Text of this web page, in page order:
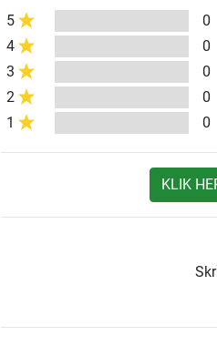
5
0
4
0
3
0
2
0
1
0
KLIK